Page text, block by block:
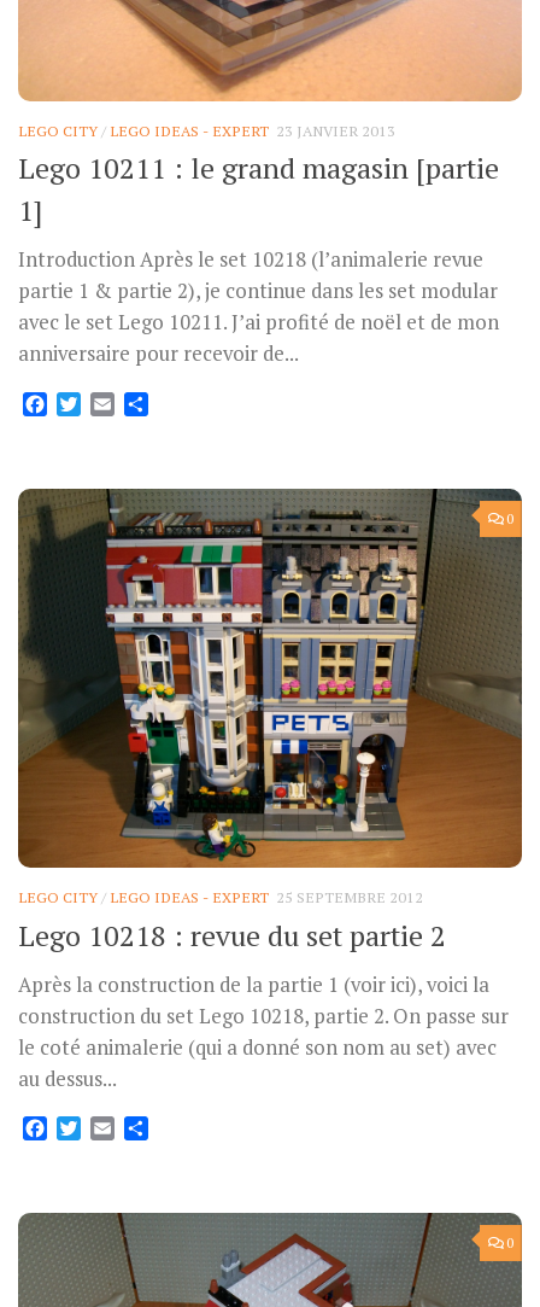
LEGO CITY/ LEGO IDEAS - EXPERT 23 JANVIER 2013
Lego 10211 : le grand magasin [partie
1]
Introduction Après le set 10218 (l’animalerie revue
partie 1 & partie 2), je continue dans les set modular
avec le set Lego 10211. J’ai profité de noël et de mon
anniversaire pour recevoir de...
Facebook
Twitter
Email
0
LEGO CITY/ LEGO IDEAS - EXPERT 25 SEPTEMBRE 2012
Lego 10218 : revue du set partie 2
Après la construction de la partie 1 (voir ici), voici la
construction du set Lego 10218, partie 2. On passe sur
le coté animalerie (qui a donné son nom au set) avec
au dessus...
Facebook
Twitter
Email
0